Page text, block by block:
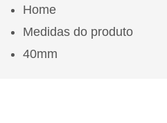
Home
Medidas do produto
40mm